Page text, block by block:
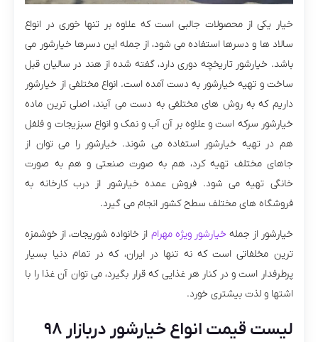
خیار یکی از محصولات جالبی است که علاوه بر تنها خوری در انواع
سالاد ها و دسرها استفاده می شود، از جمله اين دسرها خیارشور می
باشد. خیارشور تاریخچه دوری دارد، گفته شده از هند در ساليان قبل
ساخت و تهيه خيارشور به دست آمده است. انواع مختلفی از خیارشور
داریم که به روش های مختلفی به دست می آیند، اصلی ترین ماده
خیارشور سرکه است و علاوه بر آن آب و نمک و انواع سبزیجات و فلفل
هم در تهیه خیارشور استفاده می شوند. خیارشور را می توان از
جاهای مختلف تهیه کرد، هم به صورت صنعتی و هم به صورت
خانگی تهیه می شود. فروش عمده خیارشور از درب کارخانه به
فروشگاه های مختلف سطح کشور انجام می گیرد.
خیارشور از جمله خیارشور ویژه مهرام از خانواده شوریجات، از خوشمزه
ترین مخلفاتی است که نه تنها در ایران، که در تمام دنیا بسیار
پرطرفدار است و در کنار هر غذایی که قرار بگیرد، می توان آن غذا را با
اشتها و لذت بیشتری خورد.
لیست قیمت انواع خیارشور دربازار ۹۸